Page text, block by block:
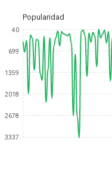
Popularidad
40
699
1359
2018
2678
3337